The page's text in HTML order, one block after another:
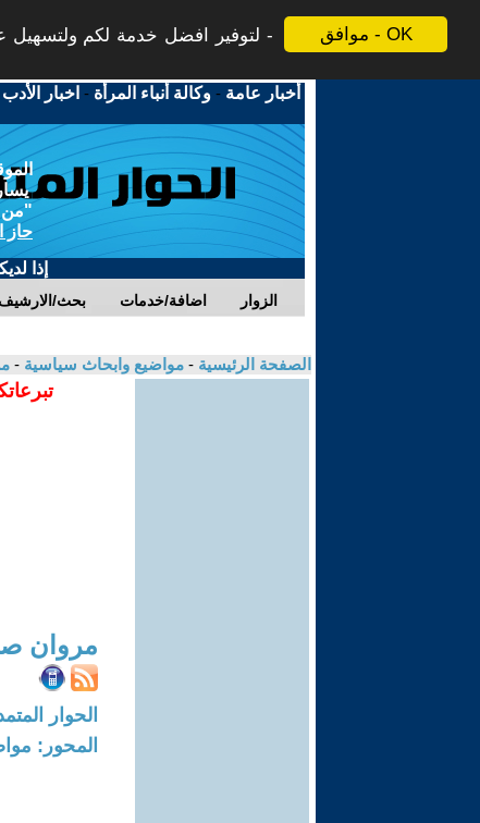
موافق - OK
لتوفير افضل خدمة لكم ولتسهيل
أخبار عامة -وكالة أنباء المرأة - اخبار
"من
حاز
إذا
بحث/الارشيف اضافة/خدمات الزوار
الصفحة الرئيسية - مواضيع وابحاث سياسية -
مروان
الحوار المتمدن-العدد:
المحور: